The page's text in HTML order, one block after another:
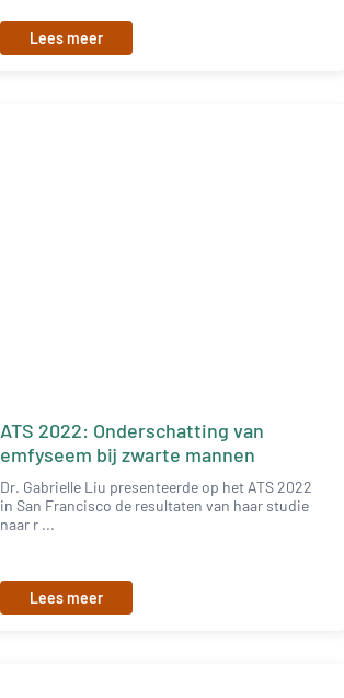
Lees meer
ATS 2022: Onderschatting van
emfyseem bij zwarte mannen
Dr. Gabrielle Liu presenteerde op het ATS 2022
in San Francisco de resultaten van haar studie
naar r ...
Lees meer